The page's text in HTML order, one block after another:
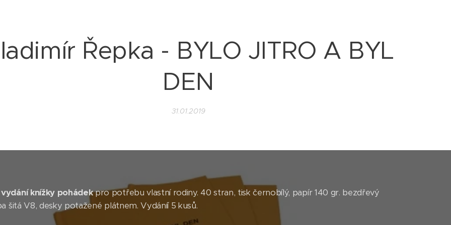
Řepka - BYLO JITRO A BYL
DEN
31.01.2019
knížky pohádekpro potřebu vlastní rodiny. 40 stran, tisk černobílý, papír 140 gr. bezdřevý
šitá V8, desky potažené plátnem. Vydáníí 5 kusů.